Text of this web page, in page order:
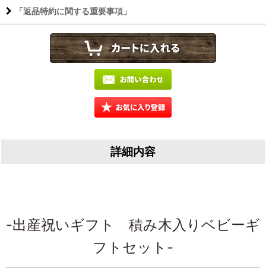
「返品特約に関する重要事項」
詳細内容
-出産祝いギフト 積み木入りベビーギ
フトセット-